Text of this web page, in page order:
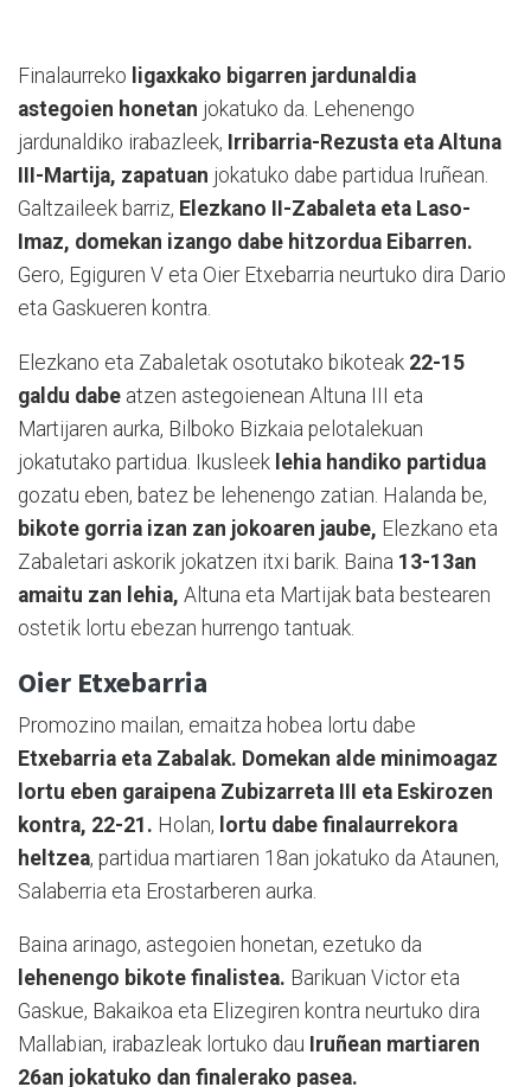
Finalaurreko ligaxkako bigarren jardunaldia
astegoien honetan jokatuko da. Lehenengo
jardunaldiko irabazleek, Irribarria-Rezusta eta Altuna
III-Martija, zapatuan jokatuko dabe partidua Iruñean.
Galtzaileek barriz, Elezkano II-Zabaleta eta Laso-
Imaz, domekan izango dabe hitzordua Eibarren.
Gero, Egiguren V eta Oier Etxebarria neurtuko dira Dario
eta Gaskueren kontra.
Elezkano eta Zabaletak osotutako bikoteak 22-15
galdu dabe atzen astegoienean Altuna III eta
Martijaren aurka, Bilboko Bizkaia pelotalekuan
jokatutako partidua. Ikusleek lehia handiko partidua
gozatu eben, batez be lehenengo zatian. Halanda be,
bikote gorria izan zan jokoaren jaube, Elezkano eta
Zabaletari askorik jokatzen itxi barik. Baina 13-13an
amaitu zan lehia, Altuna eta Martijak bata bestearen
ostetik lortu ebezan hurrengo tantuak.
Oier Etxebarria
Promozino mailan, emaitza hobea lortu dabe
Etxebarria eta Zabalak. Domekan alde minimoagaz
lortu eben garaipena Zubizarreta III eta Eskirozen
kontra, 22-21. Holan, lortu dabe finalaurrekora
heltzea, partidua martiaren 18an jokatuko da Ataunen,
Salaberria eta Erostarberen aurka.
Baina arinago, astegoien honetan, ezetuko da
lehenengo bikote finalistea. Barikuan Victor eta
Gaskue, Bakaikoa eta Elizegiren kontra neurtuko dira
Mallabian, irabazleak lortuko dau Iruñean martiaren
26an jokatuko dan finalerako pasea.